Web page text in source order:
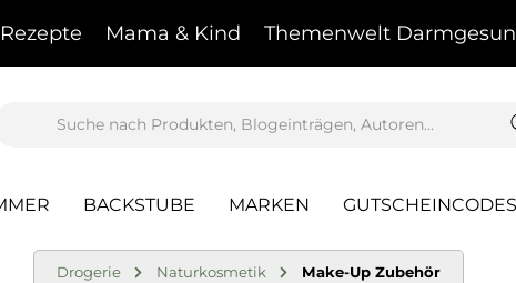
Rezepte Mama & Kind Themenwelt
BACKSTUBE MARKEN GUTSCHEINCODES
Drogerie Naturkosmetik Make-Up Zubehör